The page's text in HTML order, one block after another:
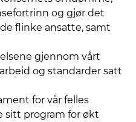
og gjør det
flinke ansatte, samt
gjennom vårt
og standarder satt
for vår felles
sitt program for økt